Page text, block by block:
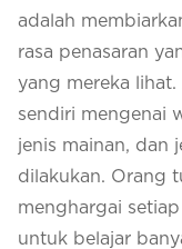
adalah
rasa penasaran
yang mereka
sendiri mengenai
jenis mainan, dan
dilakukan. Orang
menghargai
untuk belajar